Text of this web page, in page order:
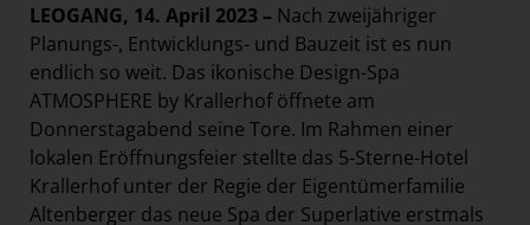
NMK
MEDIA
KONTAKT
LEOGANG, 14. April 2023 – Nach zweijähriger
Planungs-, Entwicklungs- und Bauzeit ist es nun
endlich so weit. Das ikonische Design-Spa
ATMOSPHERE by Krallerhof öffnete am
Donnerstagabend seine Tore. Im Rahmen einer
lokalen Eröffnungsfeier stellte das 5-Sterne-Hotel
Krallerhof unter der Regie der Eigentümerfamilie
Altenberger das neue Spa der Superlative erstmals